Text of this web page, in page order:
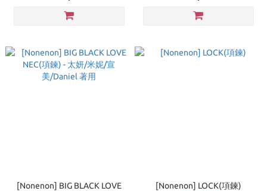
[Nonenon] BIG BLACK LOVE
[Nonenon] LOCK(項鍊)